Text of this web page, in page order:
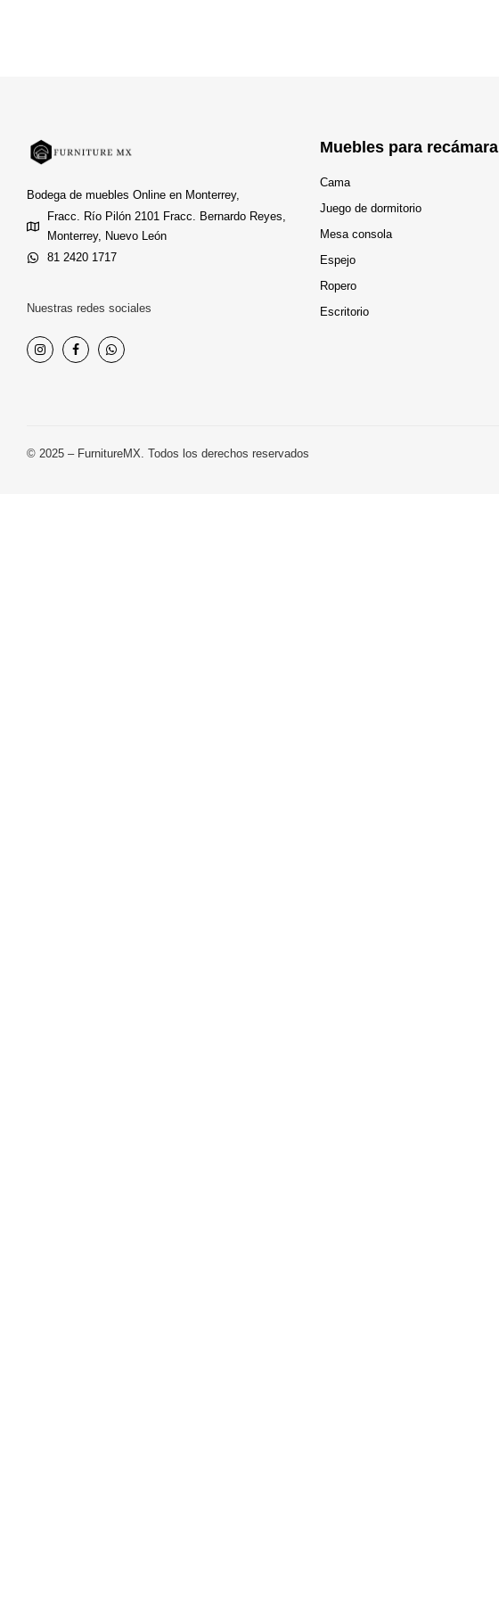
Bodega de muebles Online en Monterrey,
Fracc. Río Pilón 2101 Fracc. Bernardo Reyes,
Monterrey, Nuevo León
81 2420 1717
Nuestras redes sociales
Muebles para recámara
Cama
Juego de dormitorio
Mesa consola
Espejo
Ropero
Escritorio
© 2025 – FurnitureMX. Todos los derechos reservados